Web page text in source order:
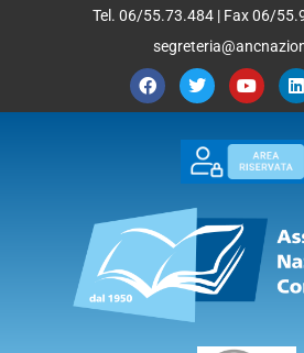
Tel. 06/55.73.484 | Fax 06/